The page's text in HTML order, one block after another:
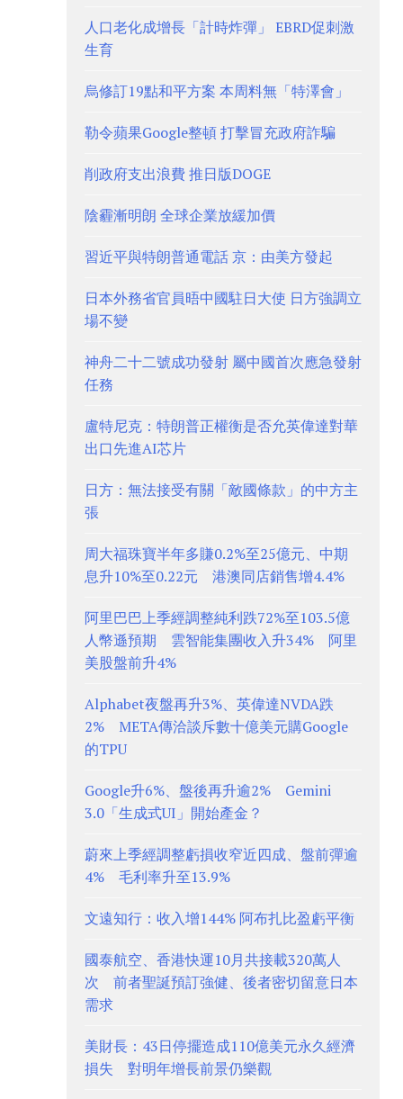
人口老化成增長「計時炸彈」 EBRD促刺激
生育
烏修訂19點和平方案 本周料無「特澤會」
勒令蘋果Google整頓 打擊冒充政府詐騙
削政府支出浪費 推日版DOGE
陰霾漸明朗 全球企業放緩加價
習近平與特朗普通電話 京：由美方發起
日本外務省官員晤中國駐日大使 日方強調立
場不變
神舟二十二號成功發射 屬中國首次應急發射
任務
盧特尼克：特朗普正權衡是否允英偉達對華
出口先進AI芯片
日方：無法接受有關「敵國條款」的中方主
張
周大福珠寶半年多賺0.2%至25億元、中期
息升10%至0.22元 港澳同店銷售增4.4%
阿里巴巴上季經調整純利跌72%至103.5億
人幣遜預期 雲智能集團收入升34% 阿里
美股盤前升4%
Alphabet夜盤再升3%、英偉達NVDA跌
2% META傳洽談斥數十億美元購Google
的TPU
Google升6%、盤後再升逾2% Gemini
3.0「生成式UI」開始產金？
蔚來上季經調整虧損收窄近四成、盤前彈逾
4% 毛利率升至13.9%
文遠知行：收入增144% 阿布扎比盈虧平衡
國泰航空、香港快運10月共接載320萬人
次 前者聖誕預訂強健、後者密切留意日本
需求
美財長：43日停擺造成110億美元永久經濟
損失 對明年增長前景仍樂觀